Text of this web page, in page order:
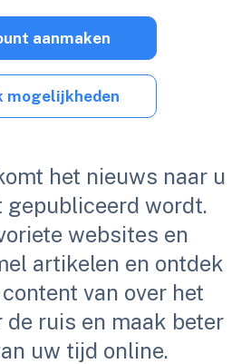
het nieuws naar u
gepubliceerd wordt.
websites en
artikelen en ontdek
van over het
de ruis en maak beter
uw tijd online.
aanmaken
mogelijkheden